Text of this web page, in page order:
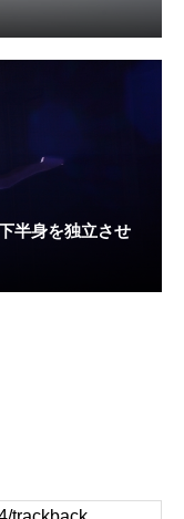
半身を独立させ